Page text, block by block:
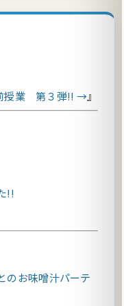
授業 第３弾!! →
!!
のお味噌汁パーテ